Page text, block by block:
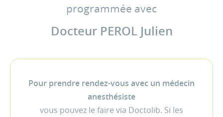
programmée avec
Docteur PEROL Julien
Pour prendre rendez-vous avec un médecin
anesthésiste
vous pouvez le faire via Doctolib. Si les